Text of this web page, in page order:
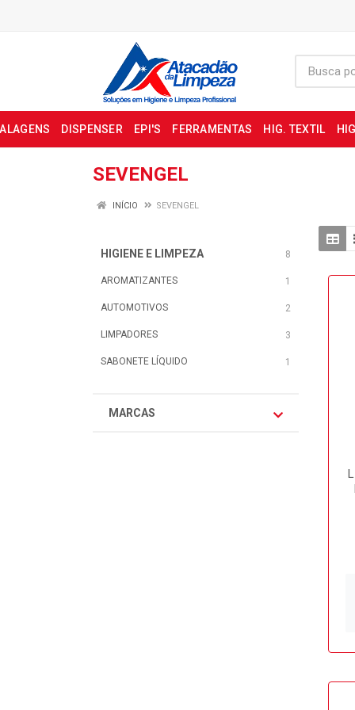
DISPENSER EPI'S FERRAMENTAS HIG. TEXTIL
SEVENGEL
INÍCIO SEVENGEL
HIGIENE E LIMPEZA 8
AROMATIZANTES 1
AUTOMOTIVOS 2
LIMPADORES 3
SABONETE LÍQUIDO 1
MARCAS